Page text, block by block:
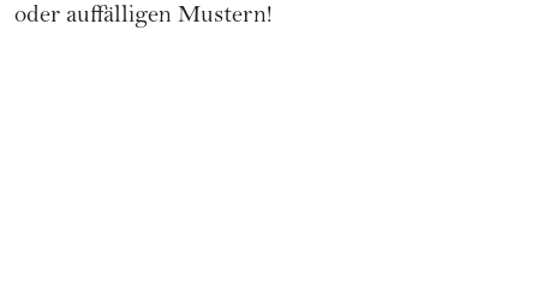
oder auffälligen Mustern!